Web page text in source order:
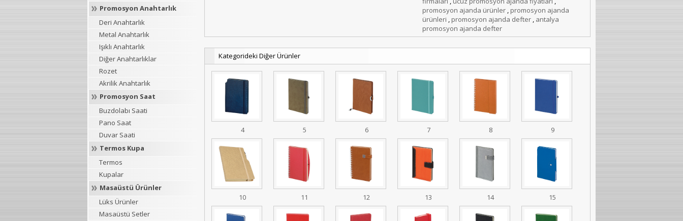
Promosyon Anahtarlık
Deri Anahtarlık
Metal Anahtarlık
Işıklı Anahtarlık
Diğer Anahtarlıklar
Rozet
Akrilik Anahtarlık
Promosyon Saat
Buzdolabı Saati
Pano Saat
Duvar Saati
Termos Kupa
Termos
Kupalar
Masaüstü Ürünler
Lüks Ürünler
Masaüstü Setler
promosyon ajanda ürünler, promosyon ajanda
ürünleri , promosyon ajanda defter, antalya
promosyon ajanda defter
Kategorideki Diğer Ürünler
4 5 6 7 8 9
10 11 12 13 14 15